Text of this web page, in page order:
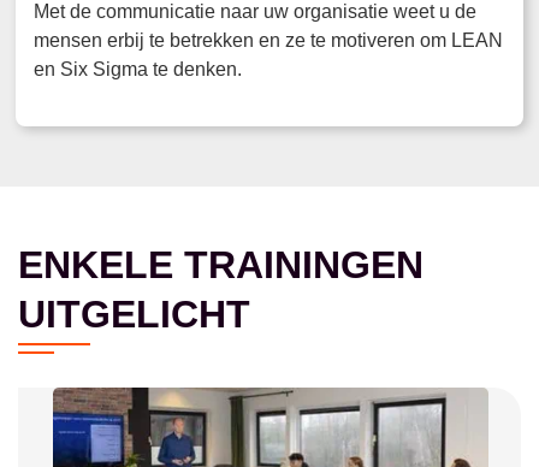
Met de communicatie naar uw organisatie weet u de
mensen erbij te betrekken en ze te motiveren om LEAN
en Six Sigma te denken.
ENKELE TRAININGEN
UITGELICHT